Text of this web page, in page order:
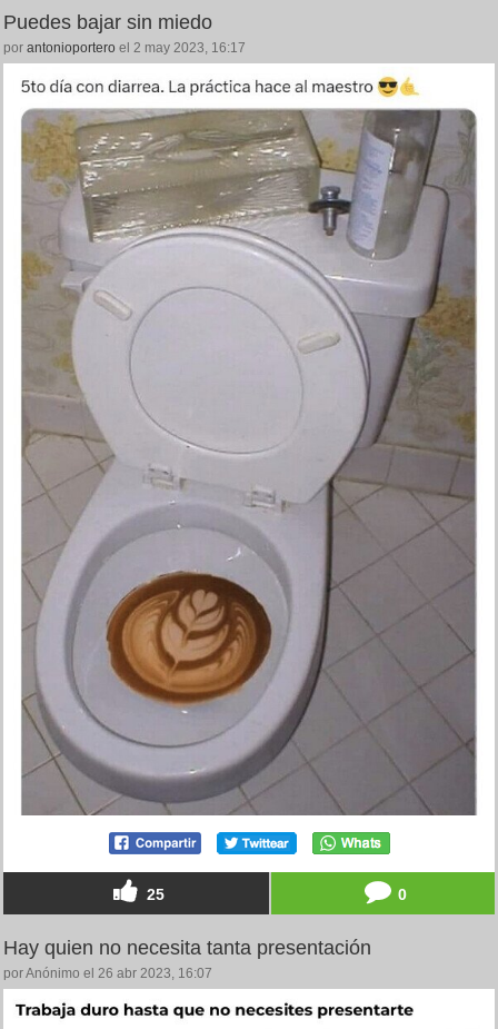
Puedes bajar sin miedo
por antonioportero el 2 may 2023, 16:17
25 0
Hay quien no necesita tanta presentación
por Anónimo el 26 abr 2023, 16:07